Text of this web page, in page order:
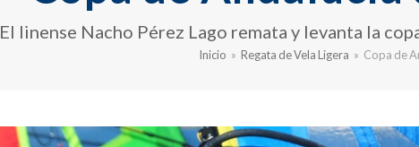
El linense Nacho Pérez Lago remata y levanta la
Inicio » Regata de Vela Ligera » Copa de